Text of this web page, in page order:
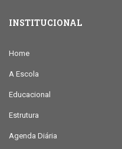
INSTITUCIONAL
Home
A Escola
Educacional
Estrutura
Agenda Diária